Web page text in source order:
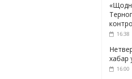
16:38
хабар
16:00